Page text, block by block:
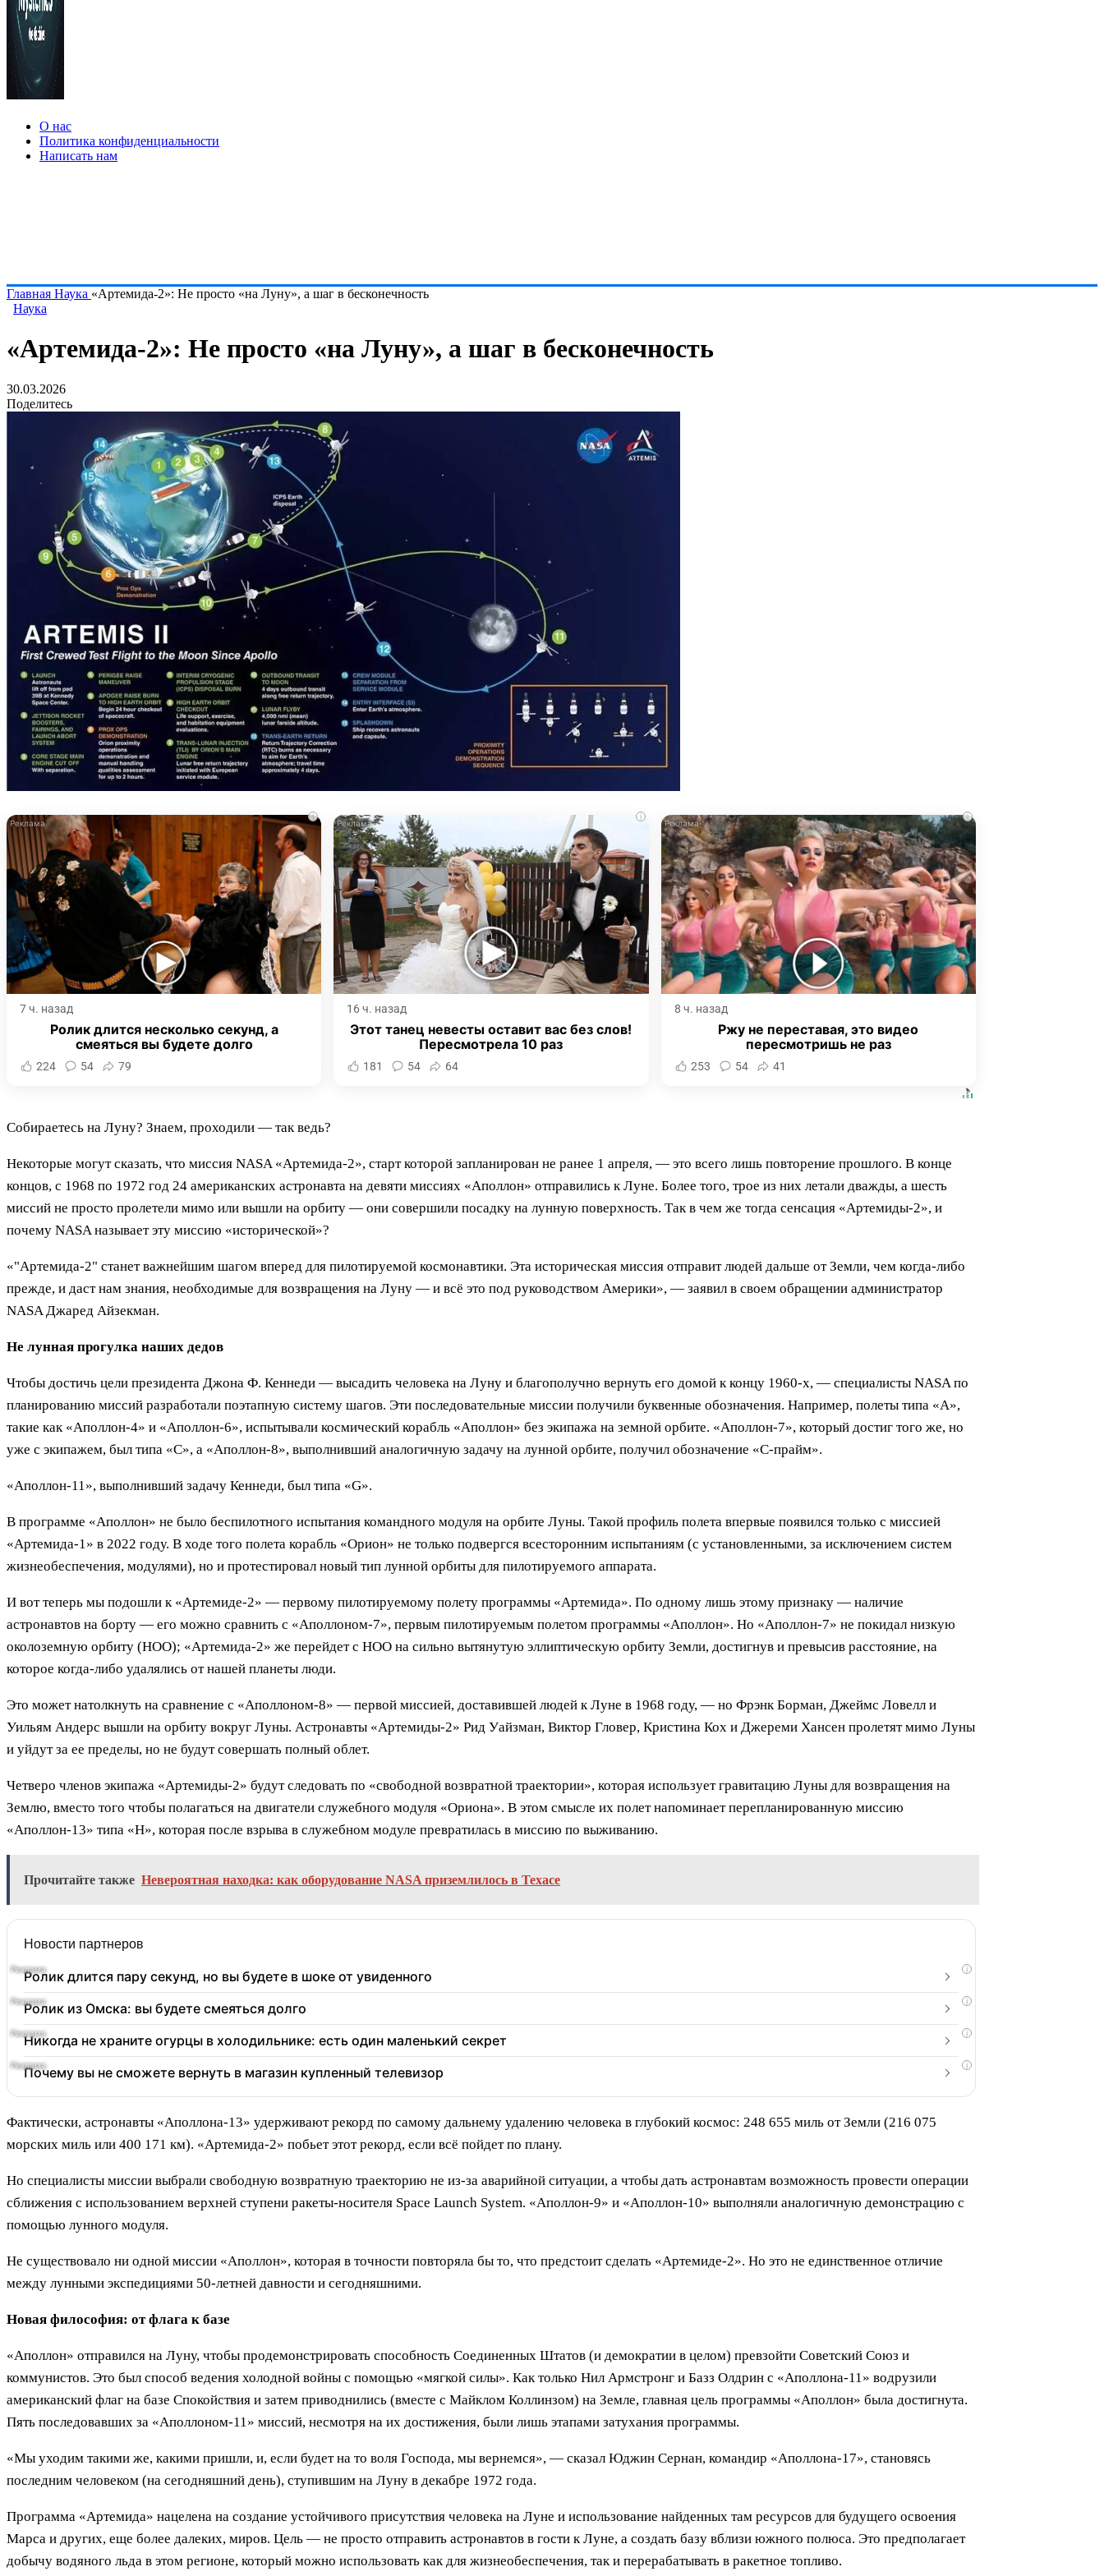
О нас
Политика конфиденциальности
Написать нам
Главная Наука «Артемида-2»: Не просто «на Луну», а шаг в бесконечность
Наука
«Артемида-2»: Не просто «на Луну», а шаг в бесконечность
30.03.2026
Поделитесь
i
7 ч. назад
Ролик длится несколько секунд, а
смеяться вы будете долго
224 54 79
i
16 ч. назад
Этот танец невесты оставит вас без слов!
Пересмотрела 10 раз
181 54 64
i
8 ч. назад
Ржу не переставая, это видео
пересмотришь не раз
253 54 41
Собираетесь на Луну? Знаем, проходили — так ведь?
Некоторые могут сказать, что миссия NASA «Артемида-2», старт которой запланирован не ранее 1 апреля, — это всего лишь повторение прошлого. В конце
концов, с 1968 по 1972 год 24 американских астронавта на девяти миссиях «Аполлон» отправились к Луне. Более того, трое из них летали дважды, а шесть
миссий не просто пролетели мимо или вышли на орбиту — они совершили посадку на лунную поверхность. Так в чем же тогда сенсация «Артемиды-2», и
почему NASA называет эту миссию «исторической»?
«"Артемида-2" станет важнейшим шагом вперед для пилотируемой космонавтики. Эта историческая миссия отправит людей дальше от Земли, чем когда-либо
прежде, и даст нам знания, необходимые для возвращения на Луну — и всё это под руководством Америки», — заявил в своем обращении администратор
NASA Джаред Айзекман.
Не лунная прогулка наших дедов
Чтобы достичь цели президента Джона Ф. Кеннеди — высадить человека на Луну и благополучно вернуть его домой к концу 1960-х, — специалисты NASA по
планированию миссий разработали поэтапную систему шагов. Эти последовательные миссии получили буквенные обозначения. Например, полеты типа «А»,
такие как «Аполлон-4» и «Аполлон-6», испытывали космический корабль «Аполлон» без экипажа на земной орбите. «Аполлон-7», который достиг того же, но
уже с экипажем, был типа «С», а «Аполлон-8», выполнивший аналогичную задачу на лунной орбите, получил обозначение «С-прайм».
«Аполлон-11», выполнивший задачу Кеннеди, был типа «G».
В программе «Аполлон» не было беспилотного испытания командного модуля на орбите Луны. Такой профиль полета впервые появился только с миссией
«Артемида-1» в 2022 году. В ходе того полета корабль «Орион» не только подвергся всесторонним испытаниям (с установленными, за исключением систем
жизнеобеспечения, модулями), но и протестировал новый тип лунной орбиты для пилотируемого аппарата.
И вот теперь мы подошли к «Артемиде-2» — первому пилотируемому полету программы «Артемида». По одному лишь этому признаку — наличие
астронавтов на борту — его можно сравнить с «Аполлоном-7», первым пилотируемым полетом программы «Аполлон». Но «Аполлон-7» не покидал низкую
околоземную орбиту (НОО); «Артемида-2» же перейдет с НОО на сильно вытянутую эллиптическую орбиту Земли, достигнув и превысив расстояние, на
которое когда-либо удалялись от нашей планеты люди.
Это может натолкнуть на сравнение с «Аполлоном-8» — первой миссией, доставившей людей к Луне в 1968 году, — но Фрэнк Борман, Джеймс Ловелл и
Уильям Андерс вышли на орбиту вокруг Луны. Астронавты «Артемиды-2» Рид Уайзман, Виктор Гловер, Кристина Кох и Джереми Хансен пролетят мимо Луны
и уйдут за ее пределы, но не будут совершать полный облет.
Четверо членов экипажа «Артемиды-2» будут следовать по «свободной возвратной траектории», которая использует гравитацию Луны для возвращения на
Землю, вместо того чтобы полагаться на двигатели служебного модуля «Ориона». В этом смысле их полет напоминает перепланированную миссию
«Аполлон-13» типа «H», которая после взрыва в служебном модуле превратилась в миссию по выживанию.
Прочитайте также Невероятная находка: как оборудование NASA приземлилось в Техасе
Новости партнеров
i
Ролик длится пару секунд, но вы будете в шоке от увиденного
i
Ролик из Омска: вы будете смеяться долго
i
Никогда не храните огурцы в холодильнике: есть один маленький секрет
i
Почему вы не сможете вернуть в магазин купленный телевизор
Фактически, астронавты «Аполлона-13» удерживают рекорд по самому дальнему удалению человека в глубокий космос: 248 655 миль от Земли (216 075
морских миль или 400 171 км). «Артемида-2» побьет этот рекорд, если всё пойдет по плану.
Но специалисты миссии выбрали свободную возвратную траекторию не из-за аварийной ситуации, а чтобы дать астронавтам возможность провести операции
сближения с использованием верхней ступени ракеты-носителя Space Launch System. «Аполлон-9» и «Аполлон-10» выполняли аналогичную демонстрацию с
помощью лунного модуля.
Не существовало ни одной миссии «Аполлон», которая в точности повторяла бы то, что предстоит сделать «Артемиде-2». Но это не единственное отличие
между лунными экспедициями 50-летней давности и сегодняшними.
Новая философия: от флага к базе
«Аполлон» отправился на Луну, чтобы продемонстрировать способность Соединенных Штатов (и демократии в целом) превзойти Советский Союз и
коммунистов. Это был способ ведения холодной войны с помощью «мягкой силы». Как только Нил Армстронг и Базз Олдрин с «Аполлона-11» водрузили
американский флаг на базе Спокойствия и затем приводнились (вместе с Майклом Коллинзом) на Земле, главная цель программы «Аполлон» была достигнута.
Пять последовавших за «Аполлоном-11» миссий, несмотря на их достижения, были лишь этапами затухания программы.
«Мы уходим такими же, какими пришли, и, если будет на то воля Господа, мы вернемся», — сказал Юджин Сернан, командир «Аполлона-17», становясь
последним человеком (на сегодняшний день), ступившим на Луну в декабре 1972 года.
Программа «Артемида» нацелена на создание устойчивого присутствия человека на Луне и использование найденных там ресурсов для будущего освоения
Марса и других, еще более далеких, миров. Цель — не просто отправить астронавтов в гости к Луне, а создать базу вблизи южного полюса. Это предполагает
добычу водяного льда в этом регионе, который можно использовать как для жизнеобеспечения, так и перерабатывать в ракетное топливо.